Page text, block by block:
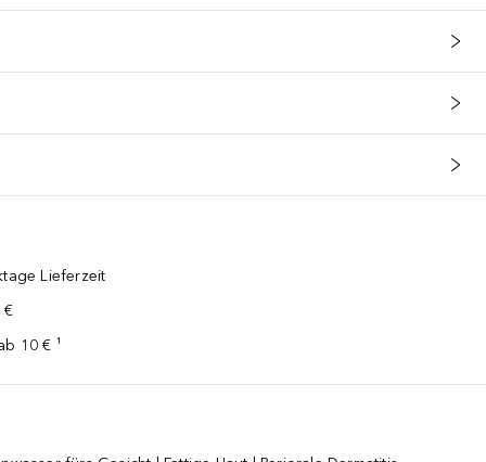
Lieferzeit
€
10 € ¹